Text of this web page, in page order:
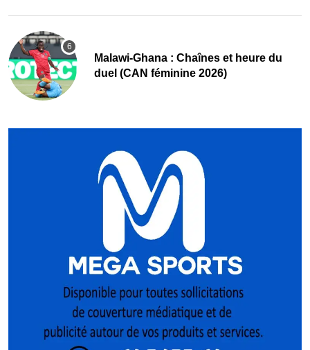
Malawi-Ghana : Chaînes et heure du
duel (CAN féminine 2026)